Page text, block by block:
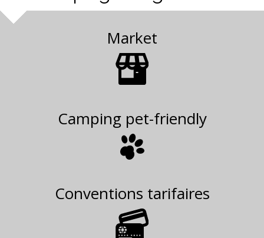
Market
Camping pet-friendly
Conventions tarifaires